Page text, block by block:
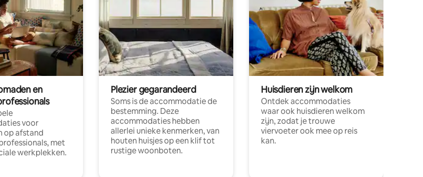
en
voor
op afstand
met
werkplekken.
Plezier gegarandeerd
Soms is de accommodatie de
bestemming. Deze
accommodaties hebben
allerlei unieke kenmerken, van
houten huisjes op een klif tot
rustige woonboten.
Huisdieren zijn welkom
Ontdek accommodaties
waar ook huisdieren welkom
zijn, zodat je trouwe
viervoeter ook mee op reis
kan.